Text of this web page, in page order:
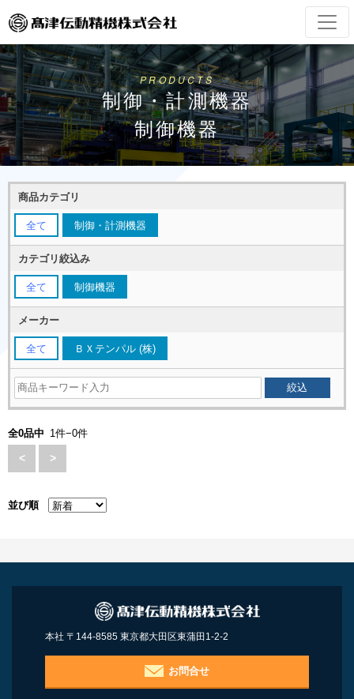
PRODUCTS
制御・計測機器
制御機器
商品カテゴリ
全て 制御・計測機器
カテゴリ絞込み
全て 制御機器
メーカー
全て ＢＸテンパル (株)
全0品中 1件−0件
< >
並び順
本社 〒144-8585 東京都大田区東蒲田1-2-2
お問合せ